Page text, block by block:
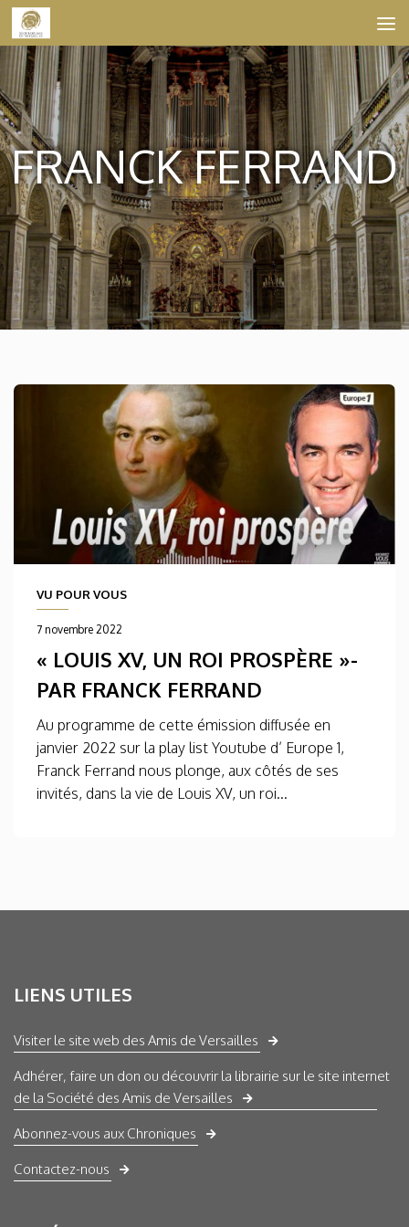
Skip to content
FRANCK FERRAND
VU POUR VOUS
7 novembre 2022
« LOUIS XV, UN ROI PROSPÈRE »-
PAR FRANCK FERRAND
Au programme de cette émission diffusée en
janvier 2022 sur la play list Youtube d’ Europe 1,
Franck Ferrand nous plonge, aux côtés de ses
invités, dans la vie de Louis XV, un roi...
LIENS UTILES
Visiter le site web des Amis de Versailles
Adhérer, faire un don ou découvrir la librairie sur le site internet
de la Société des Amis de Versailles
Abonnez-vous aux Chroniques
Contactez-nous